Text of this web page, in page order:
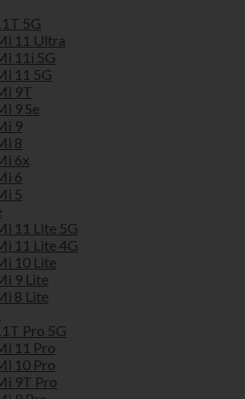
5G
11 Ultra
11i 5G
11 5G
9T
9 Se
9
8
6x
6
5
11 Lite 5G
11 Lite 4G
10 Lite
9 Lite
8 Lite
Pro 5G
11 Pro
10 Pro
9T Pro